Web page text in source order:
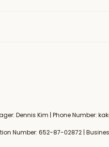
Dennis Kim | Phone Number:
Number: 652-87-02872 |